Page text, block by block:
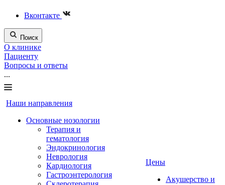
Вконтакте
Поиск
О клинике
Пациенту
Вопросы и ответы
...
Наши направления
Основные нозологии
Терапия и
гематология
Эндокринология
Неврология
Кардиология
Гастроэнтерология
Цены
Акушерство и